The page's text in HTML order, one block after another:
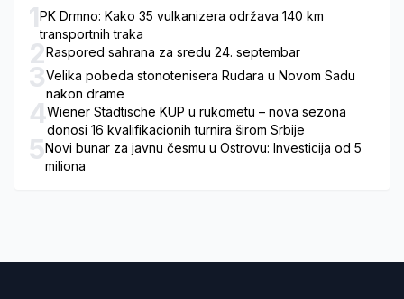
1PK Drmno: Kako 35 vulkanizera održava 140 km
transportnih traka
2Raspored sahrana za sredu 24. septembar
3Velika pobeda stonotenisera Rudara u Novom Sadu
nakon drame
4Wiener Städtische KUP u rukometu – nova sezona
donosi 16 kvalifikacionih turnira širom Srbije
5Novi bunar za javnu česmu u Ostrovu: Investicija od 5
miliona